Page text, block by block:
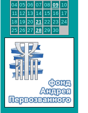
04 05 06 07 08 09 10
11
12 13 14 15 16
17
18 19 20 21 22 23 24
25 26 27 28 29 30